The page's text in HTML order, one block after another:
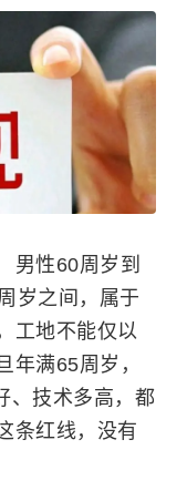
男性60周岁到
岁之间，属于
工地不能仅以
年满65周岁，
、技术多高，都
条红线，没有